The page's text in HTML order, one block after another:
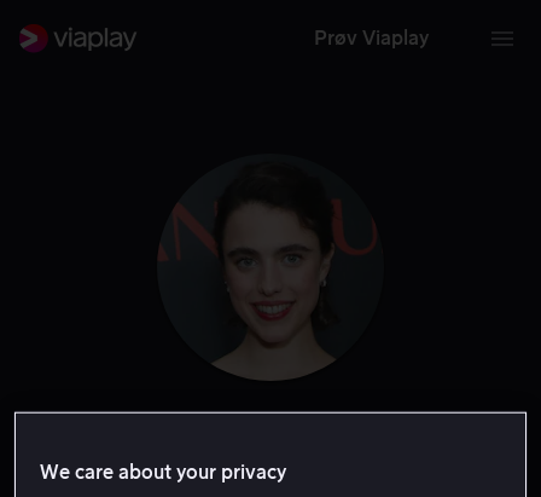
Prøv Viaplay
We care about your privacy